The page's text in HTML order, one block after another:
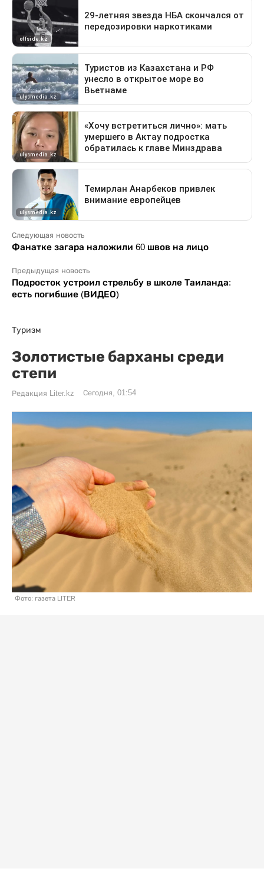
Следующая новость
Фанатке загара наложили 60 швов на лицо
Предыдущая новость
Подросток устроил стрельбу в школе Таиланда:
есть погибшие (ВИДЕО)
Туризм
Золотистые барханы среди
степи
Редакция Liter.kz Сегодня, 01:54
Фото: газета LITER